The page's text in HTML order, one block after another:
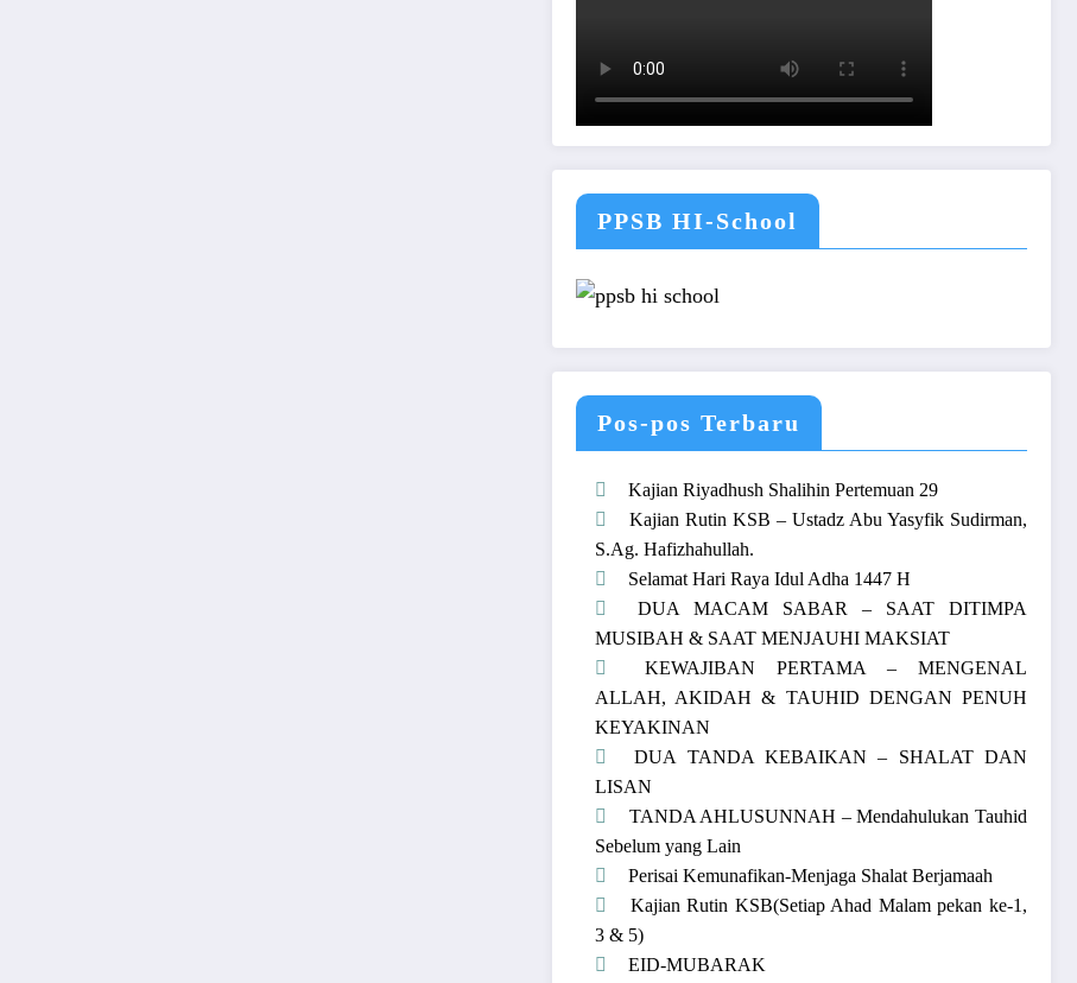
PPSB HI-School
Pos-pos Terbaru
Kajian Riyadhush Shalihin Pertemuan 29
Kajian Rutin KSB – Ustadz Abu Yasyfik Sudirman,
S.Ag. Hafizhahullah.
Selamat Hari Raya Idul Adha 1447 H
DUA MACAM SABAR – SAAT DITIMPA
MUSIBAH & SAAT MENJAUHI MAKSIAT
KEWAJIBAN PERTAMA – MENGENAL
ALLAH, AKIDAH & TAUHID DENGAN PENUH
KEYAKINAN
DUA TANDA KEBAIKAN – SHALAT DAN
LISAN
TANDA AHLUSUNNAH – Mendahulukan Tauhid
Sebelum yang Lain
Perisai Kemunafikan-Menjaga Shalat Berjamaah
Kajian Rutin KSB(Setiap Ahad Malam pekan ke-1,
3 & 5)
EID-MUBARAK